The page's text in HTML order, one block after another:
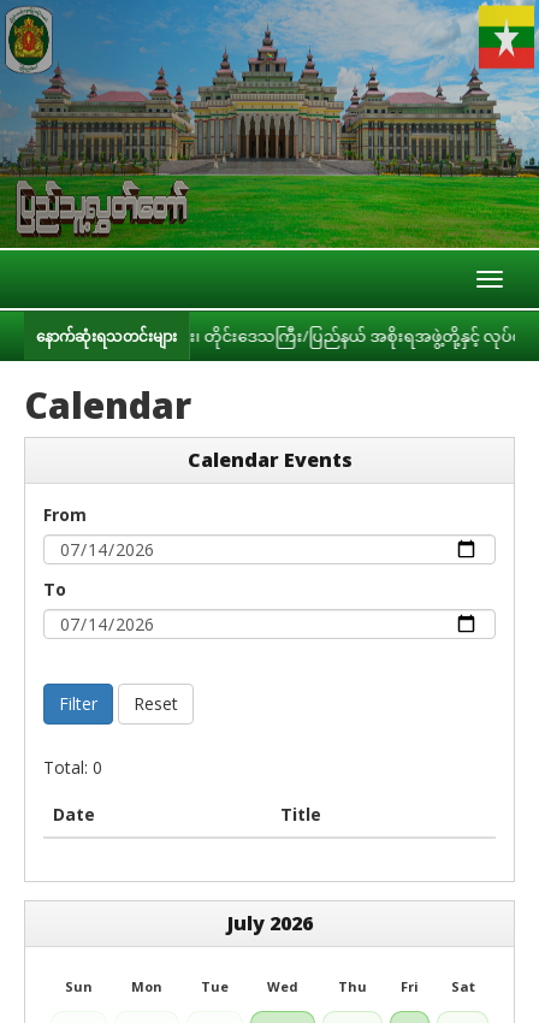
နောက်ဆုံးရသတင်းများ
၊ ဝန်ကြီးဌာနများ၊ တိုင်းဒေသကြီး/ပြည်နယ် အစိုးရအဖွဲ့တို့နှင့် လုပ်ငန်းညှိနှို
Calendar
Calendar Events
From
To
Filter Reset
Total: 0
Date Title
July 2026
Sun Mon Tue Wed Thu Fri Sat